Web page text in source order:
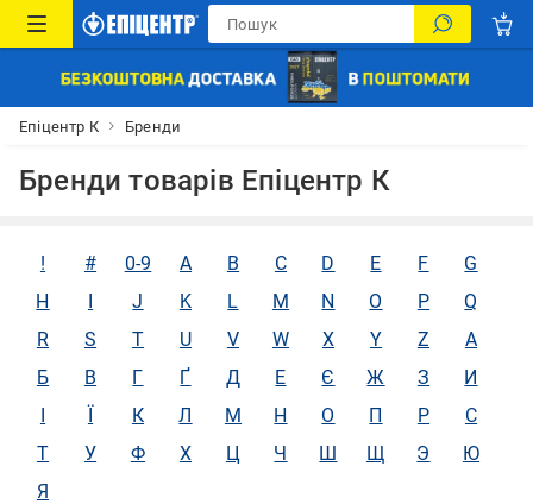
Епіцентр К Бренди
Бренди товарів Епіцентр К
! # 0-9 A B C D E F
G
H
I J K L M N O P
Q
R
S T U V W X Y Z
А
Б
В Г Ґ Д Е Є Ж З
И
І
Ї К Л М Н О П Р
С
Т
У Ф Х Ц Ч Ш Щ Э
Ю
Я